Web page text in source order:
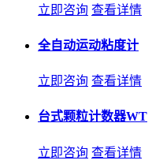
立即咨询 查看详情
全自动运动粘度计
立即咨询 查看详情
台式颗粒计数器WT
立即咨询 查看详情